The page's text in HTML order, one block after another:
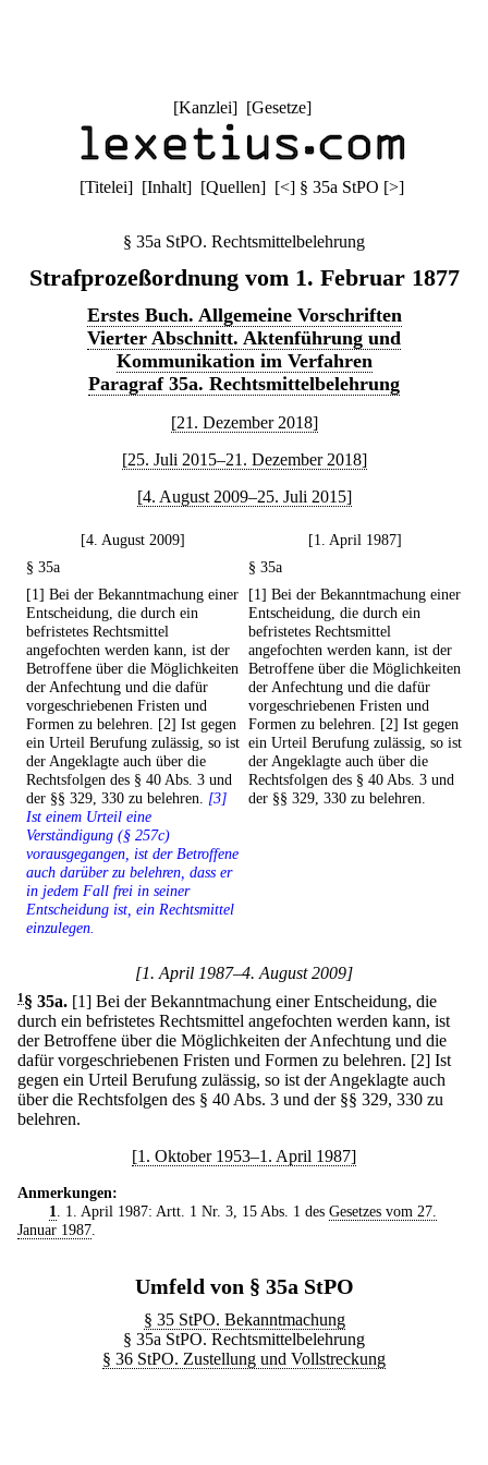
[Kanzlei] [Gesetze]
[Titelei] [Inhalt] [Quellen] [<] § 35a StPO [>]
§ 35a StPO. Rechtsmittelbelehrung
Strafprozeßordnung vom 1. Februar 1877
Erstes Buch. Allgemeine Vorschriften
Vierter Abschnitt. Aktenführung und
Kommunikation im Verfahren
Paragraf 35a. Rechtsmittelbelehrung
[21. Dezember 2018]
[25. Juli 2015–21. Dezember 2018]
[4. August 2009–25. Juli 2015]
[4. August 2009]
[1. April 1987]
§ 35a
§ 35a
[1] Bei der Bekanntmachung einer
Entscheidung, die durch ein
befristetes Rechtsmittel
angefochten werden kann, ist der
Betroffene über die Möglichkeiten
der Anfechtung und die dafür
vorgeschriebenen Fristen und
Formen zu belehren. [2] Ist gegen
ein Urteil Berufung zulässig, so ist
der Angeklagte auch über die
Rechtsfolgen des § 40 Abs. 3 und
der §§ 329, 330 zu belehren. [3]
Ist einem Urteil eine
Verständigung (§ 257c)
vorausgegangen, ist der Betroffene
auch darüber zu belehren, dass er
in jedem Fall frei in seiner
Entscheidung ist, ein Rechtsmittel
einzulegen.
[1] Bei der Bekanntmachung einer
Entscheidung, die durch ein
befristetes Rechtsmittel
angefochten werden kann, ist der
Betroffene über die Möglichkeiten
der Anfechtung und die dafür
vorgeschriebenen Fristen und
Formen zu belehren. [2] Ist gegen
ein Urteil Berufung zulässig, so ist
der Angeklagte auch über die
Rechtsfolgen des § 40 Abs. 3 und
der §§ 329, 330 zu belehren.
[1. April 1987–4. August 2009]
1§ 35a. [1] Bei der Bekanntmachung einer Entscheidung, die
durch ein befristetes Rechtsmittel angefochten werden kann, ist
der Betroffene über die Möglichkeiten der Anfechtung und die
dafür vorgeschriebenen Fristen und Formen zu belehren. [2] Ist
gegen ein Urteil Berufung zulässig, so ist der Angeklagte auch
über die Rechtsfolgen des § 40 Abs. 3 und der §§ 329, 330 zu
belehren.
[1. Oktober 1953–1. April 1987]
Anmerkungen:
1. 1. April 1987: Artt. 1 Nr. 3, 15 Abs. 1 des Gesetzes vom 27.
Januar 1987.
Umfeld von § 35a StPO
§ 35 StPO. Bekanntmachung
§ 35a StPO. Rechtsmittelbelehrung
§ 36 StPO. Zustellung und Vollstreckung